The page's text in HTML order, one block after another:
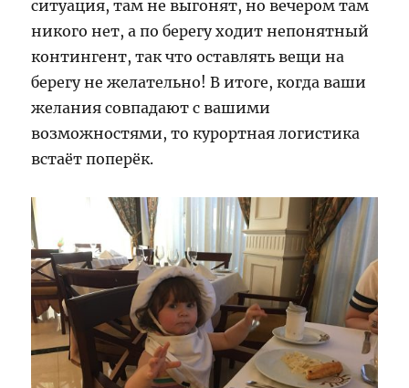
ситуация, там не выгонят, но вечером там
никого нет, а по берегу ходит непонятный
контингент, так что оставлять вещи на
берегу не желательно! В итоге, когда ваши
желания совпадают с вашими
возможностями, то курортная логистика
встаёт поперёк.